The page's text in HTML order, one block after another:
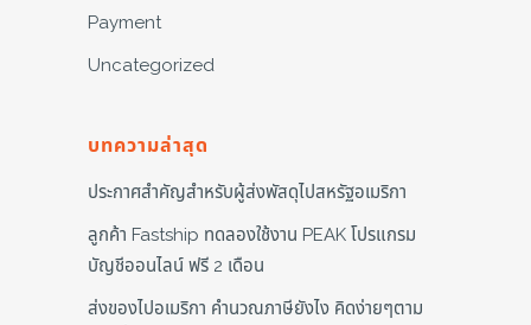
Payment
Uncategorized
บทความล่าสุด
ประกาศสำคัญสำหรับผู้ส่งพัสดุไปสหรัฐอเมริกา
ลูกค้า Fastship ทดลองใช้งาน PEAK โปรแกรม
บัญชีออนไลน์ ฟรี 2 เดือน
ส่งของไปอเมริกา คำนวณภาษียังไง คิดง่ายๆตาม